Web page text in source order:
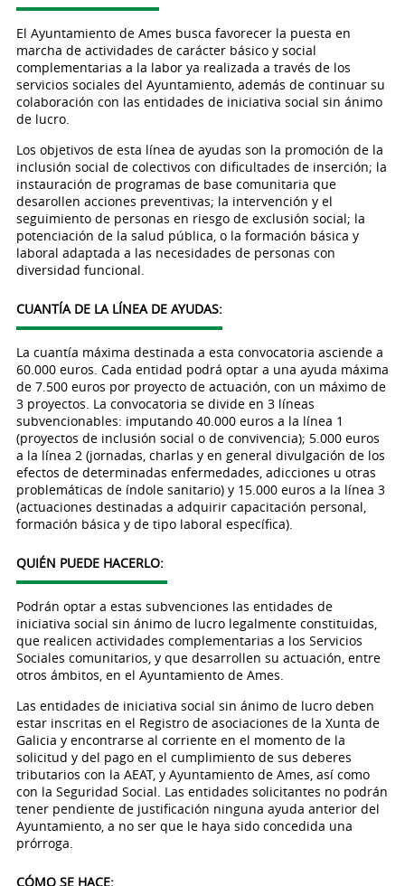
El Ayuntamiento de Ames busca favorecer la puesta en
marcha de actividades de carácter básico y social
complementarias a la labor ya realizada a través de los
servicios sociales del Ayuntamiento, además de continuar su
colaboración con las entidades de iniciativa social sin ánimo
de lucro.
Los objetivos de esta línea de ayudas son la promoción de la
inclusión social de colectivos con dificultades de inserción; la
instauración de programas de base comunitaria que
desarollen acciones preventivas; la intervención y el
seguimiento de personas en riesgo de exclusión social; la
potenciación de la salud pública, o la formación básica y
laboral adaptada a las necesidades de personas con
diversidad funcional.
CUANTÍA DE LA LÍNEA DE AYUDAS:
La cuantía máxima destinada a esta convocatoria asciende a
60.000 euros. Cada entidad podrá optar a una ayuda máxima
de 7.500 euros por proyecto de actuación, con un máximo de
3 proyectos. La convocatoria se divide en 3 líneas
subvencionables: imputando 40.000 euros a la línea 1
(proyectos de inclusión social o de convivencia); 5.000 euros
a la línea 2 (jornadas, charlas y en general divulgación de los
efectos de determinadas enfermedades, adicciones u otras
problemáticas de índole sanitario) y 15.000 euros a la línea 3
(actuaciones destinadas a adquirir capacitación personal,
formación básica y de tipo laboral específica).
QUIÉN PUEDE HACERLO:
Podrán optar a estas subvenciones las entidades de
iniciativa social sin ánimo de lucro legalmente constituidas,
que realicen actividades complementarias a los Servicios
Sociales comunitarios, y que desarrollen su actuación, entre
otros ámbitos, en el Ayuntamiento de Ames.
Las entidades de iniciativa social sin ánimo de lucro deben
estar inscritas en el Registro de asociaciones de la Xunta de
Galicia y encontrarse al corriente en el momento de la
solicitud y del pago en el cumplimiento de sus deberes
tributarios con la AEAT, y Ayuntamiento de Ames, así como
con la Seguridad Social. Las entidades solicitantes no podrán
tener pendiente de justificación ninguna ayuda anterior del
Ayuntamiento, a no ser que le haya sido concedida una
prórroga.
CÓMO SE HACE: